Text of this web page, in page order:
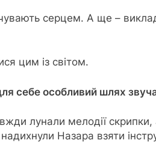
серцем. А ще –
цим із світом.
себе особливий шлях
лунали мелодії
Назара взяти